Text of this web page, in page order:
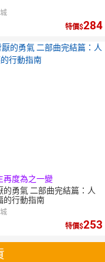
特價 284
再度為之一變
的勇氣 二部曲完結篇：人
的行動指南
特價 253